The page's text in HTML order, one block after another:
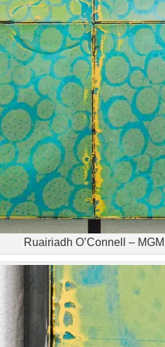
Ruairiadh O’Connell – MGM